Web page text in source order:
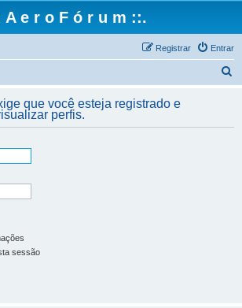
A e r o F ó r u m ::.
Entrar
Registrar
q
que você esteja registrado e
perfis.
sessão